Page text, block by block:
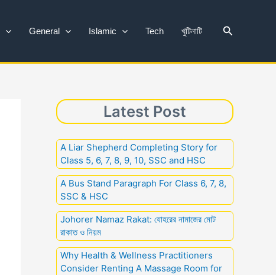
General Islamic Tech খুটিনাটি Search
Latest Post
A Liar Shepherd Completing Story for
Class 5, 6, 7, 8, 9, 10, SSC and HSC
A Bus Stand Paragraph For Class 6, 7, 8,
SSC & HSC
Johorer Namaz Rakat: যোহরের নামাজের মোট
রাকাত ও নিয়ম
Why Health & Wellness Practitioners
Consider Renting A Massage Room for